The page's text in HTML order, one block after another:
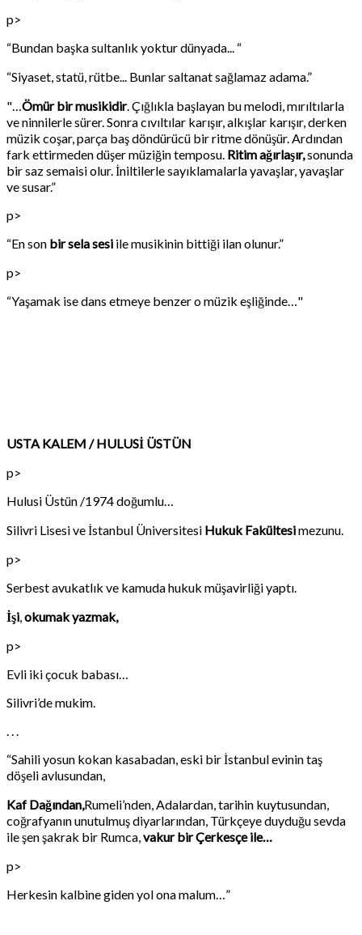
p>
“Bundan başka sultanlık yoktur dünyada... “
“Siyaset, statü, rütbe... Bunlar saltanat sağlamaz adama.”
"…Ömür bir musikidir. Çığlıkla başlayan bu melodi, mırıltılarla
ve ninnilerle sürer. Sonra cıvıltılar karışır, alkışlar karışır, derken
müzik coşar, parça baş döndürücü bir ritme dönüşür. Ardından
fark ettirmeden düşer müziğin temposu. Ritim ağırlaşır,sonunda
bir saz semaisi olur. İniltilerle sayıklamalarla yavaşlar, yavaşlar
ve susar.”
p>
“En son bir sela sesi ile musikinin bittiği ilan olunur.”
p>
“Yaşamak ise dans etmeye benzer o müzik eşliğinde…"
USTA KALEM / HULUSİ ÜSTÜN
p>
Hulusi Üstün /1974 doğumlu…
Silivri Lisesi ve İstanbul Üniversitesi Hukuk Fakültesimezunu.
p>
Serbest avukatlık ve kamuda hukuk müşavirliği yaptı.
İşi,okumak yazmak,
p>
Evli iki çocuk babası…
Silivri’de mukim.
. . .
“Sahili yosun kokan kasabadan, eski bir İstanbul evinin taş
döşeli avlusundan,
Kaf Dağından,Rumeli’nden, Adalardan, tarihin kuytusundan,
coğrafyanın unutulmuş diyarlarından, Türkçeye duyduğu sevda
ile şen şakrak bir Rumca,vakur birÇerkesçe ile…
p>
Herkesin kalbine giden yol ona malum…”